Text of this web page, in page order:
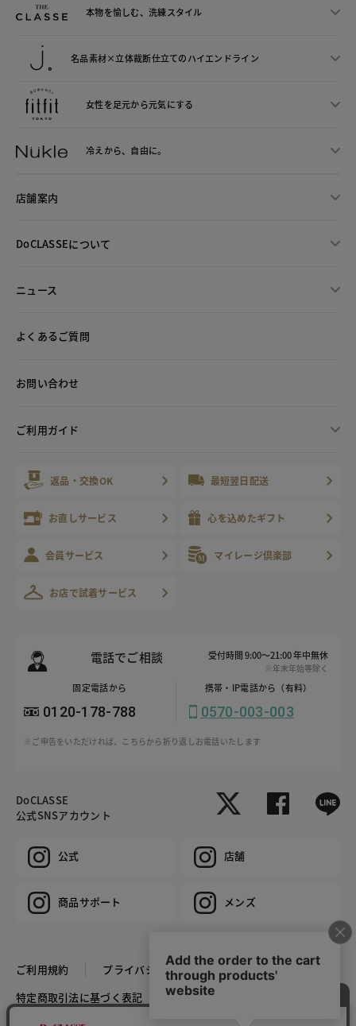
本物を愉しむ、洗練スタイル
名品素材×立体裁断仕立てのハイエンドライン
女性を足元から元気にする
冷えから、 自由に。
店舗案内
DoCLASSEについて
ニュース
よくあるご質問
お問い合わせ
ご利用ガイド
返品・交換OK 最短翌日配送
お直しサービス 心を込めたギフト
会員サービス マイレージ倶楽部
お店で試着サービス
電話でご相談 受付時間 9:00～21:00 年中無休
※年末年始等除く
固定電話から
0120-178-788
携帯・IP電話から（有料）
0570-003-003
※ご申告をいただければ、こちらから折り返しお電話いたします
DoCLASSE
公式SNSアカウント
公式 店舗
商品サポート メンズ
ご利用規約
プライバシーポリシー
特定商取引法に基づく表記
推奨環境